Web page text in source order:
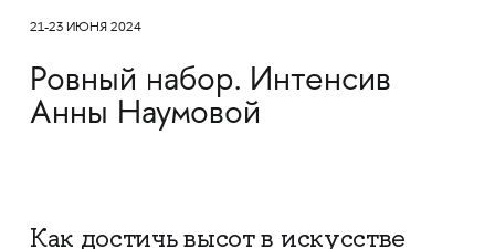
21-23 ИЮНЯ 2024
Ровный набор. Интенсив
Анны Наумовой
Как достичь высот в искусстве